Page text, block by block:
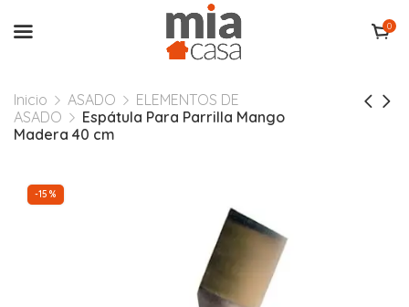
0
Inicio ASADO
ELEMENTOS DE
ASADO
Espátula Para Parrilla Mango
Madera 40 cm
-15%